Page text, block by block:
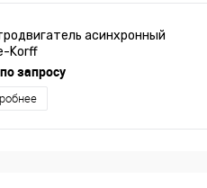
асинхронный
Korff
запросу